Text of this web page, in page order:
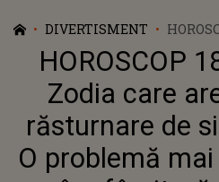
DIVERTISMENT
CARE
VECHE
HOROSCOP
Zodia care
răsturnare de
O problemă